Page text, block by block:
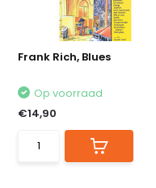
Frank Rich, Blues
Op voorraad
€14,90